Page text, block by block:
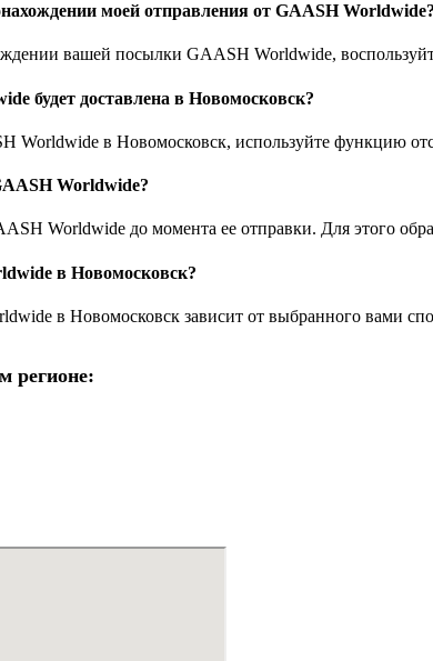
моей отправления от GAASH Worldwide?
вашей посылки GAASH Worldwide,
будет доставлена в Новомосковск?
Worldwide в Новомосковск, используйте функцию
Worldwide?
Worldwide до момента ее отправки. Для этого
в Новомосковск?
в Новомосковск зависит от выбранного вами
регионе: